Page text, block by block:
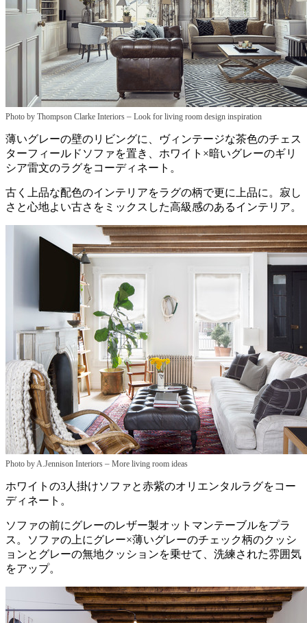
Photo by Thompson Clarke Interiors – Look for living room design inspiration
薄いグレーの壁のリビングに、ヴィンテージな茶色のチェス
ターフィールドソファを置き、ホワイト×暗いグレーのギリ
シア雷文のラグをコーディネート。
古く上品な配色のインテリアをラグの柄で更に上品に。寂し
さと心地よい古さをミックスした高級感のあるインテリア。
Photo by A.Jennison Interiors – More living room ideas
ホワイトの3人掛けソファと赤紫のオリエンタルラグをコー
ディネート。
ソファの前にグレーのレザー製オットマンテーブルをプラ
ス。ソファの上にグレー×薄いグレーのチェック柄のクッシ
ョンとグレーの無地クッションを乗せて、洗練された雰囲気
をアップ。